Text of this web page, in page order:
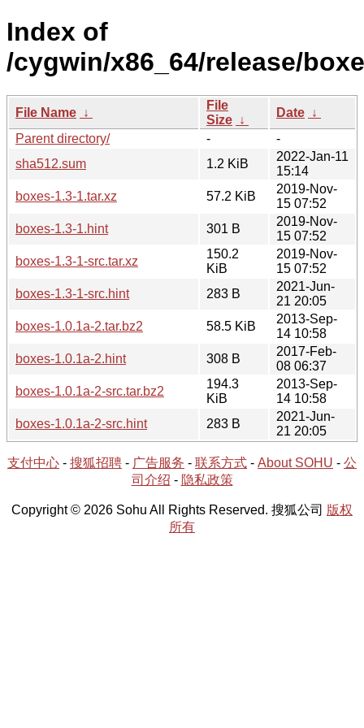
Index of
/cygwin/x86_64/release/
File Name ↓
File
Size ↓
Date ↓
Parent directory/
-
-
sha512.sum
1.2 KiB
2022-Jan-11
15:14
boxes-1.3-1.tar.xz
57.2 KiB
2019-Nov-
15 07:52
boxes-1.3-1.hint
301 B
2019-Nov-
15 07:52
boxes-1.3-1-src.tar.xz
150.2
KiB
2019-Nov-
15 07:52
boxes-1.3-1-src.hint
283 B
2021-Jun-
21 20:05
boxes-1.0.1a-2.tar.bz2
58.5 KiB
2013-Sep-
14 10:58
boxes-1.0.1a-2.hint
308 B
2017-Feb-
08 06:37
boxes-1.0.1a-2-src.tar.bz2
194.3
KiB
2013-Sep-
14 10:58
boxes-1.0.1a-2-src.hint
283 B
2021-Jun-
21 20:05
支付中心 - 搜狐招聘 - 广告服务 - 联系方式 - About SOHU - 公
司介绍 - 隐私政策
Copyright © 2026 Sohu All Rights Reserved. 搜狐公司 版权
所有